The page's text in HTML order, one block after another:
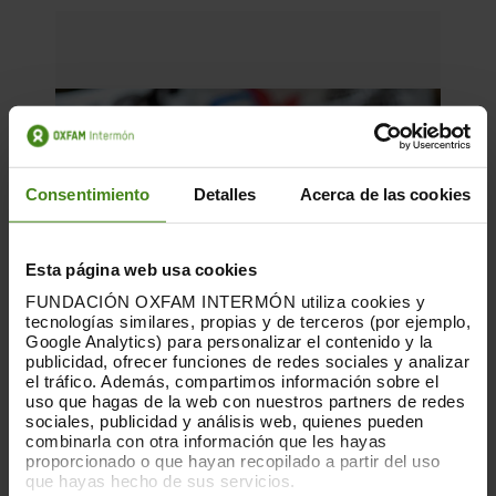
Consentimiento Detalles Acerca de las cookies
Esta página web usa cookies
FUNDACIÓN OXFAM INTERMÓN utiliza cookies y
tecnologías similares, propias y de terceros (por ejemplo,
Google Analytics) para personalizar el contenido y la
publicidad, ofrecer funciones de redes sociales y analizar
el tráfico. Además, compartimos información sobre el
uso que hagas de la web con nuestros partners de redes
sociales, publicidad y análisis web, quienes pueden
combinarla con otra información que les hayas
proporcionado o que hayan recopilado a partir del uso
que hayas hecho de sus servicios.
16.06.2026
Habitar la incertidumbre: vivienda,